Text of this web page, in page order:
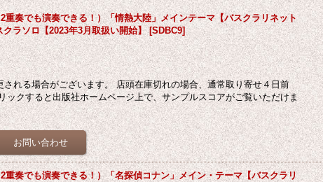
重奏でも演奏できる！）「情熱大陸」メインテーマ【バスクラリネット
ラソロ【2023年3月取扱い開始】 [SDBC9]
れる場合がございます。 店頭在庫切れの場合、通常取り寄せ４日前
クすると出版社ホームページ上で、サンプルスコアがご覧いただけま
重奏でも演奏できる！）「名探偵コナン」メイン・テーマ【バスクラリ